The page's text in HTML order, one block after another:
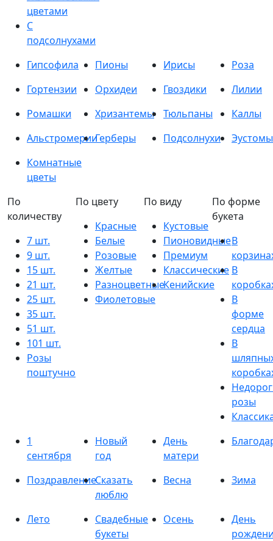
цветами
С
подсолнухами
Гипсофила
Пионы Ирисы
Роза
Гортензии
Орхидеи Гвоздики
Лилии
Ромашки
Хризантемы Тюльпаны
Каллы
АльстромерииГерберы Подсолнухи
Эустомы
Комнатные
цветы
По
количеству
7 шт.
9 шт.
15 шт.
21 шт.
25 шт.
35 шт.
51 шт.
101 шт.
Розы
поштучно
По цвету
Красные
Белые
Розовые
Желтые
Разноцветные
Фиолетовые
По виду
Кустовые
Пионовидные
Премиум
Классические
Кенийские
По форме
букета
В
В
В
форме
сердца
В
розы
1
сентября
Новый
год
День
матери
ПоздравлениеСказать
люблю
Весна Зима
Лето
Свадебные
букеты
Осень
День